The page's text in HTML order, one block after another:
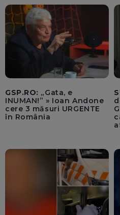
GSP.RO: „Gata, e
INUMAN!” » Ioan Andone
cere 3 măsuri URGENTE
în România